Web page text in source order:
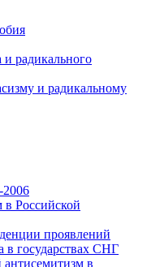
радикального
и радикальному
Российской
проявлений
в государствах СНГ
в